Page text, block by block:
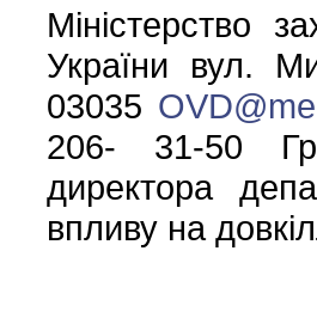
Міністерство
України вул.
03035
206- 31-50
директора
впливу на